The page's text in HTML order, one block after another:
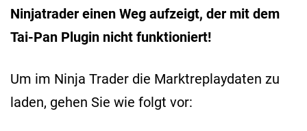
Ninjatrader einen Weg aufzeigt, der mit dem
Tai-Pan Plugin nicht funktioniert!
Um im Ninja Trader die Marktreplaydaten zu
laden, gehen Sie wie folgt vor: